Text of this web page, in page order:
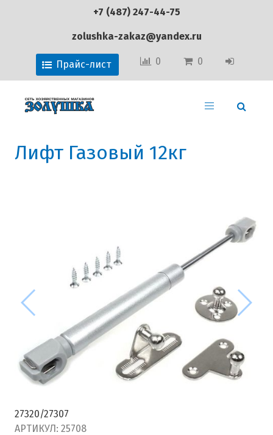
+7 (487) 247-44-75
zolushka-zakaz@yandex.ru
Прайс-лист 0 0
Лифт Газовый 12кг
27320/27307
АРТИКУЛ: 25708